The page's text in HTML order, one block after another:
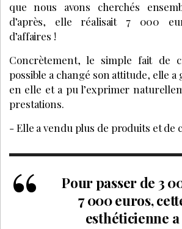
que nous avons cherchés
d’après, elle réalisait 7 000
d’affaires !
Concrètement, le simple fait de
possible a changé son attitude, elle a
en elle et a pu l’exprimer
prestations.
- Elle a vendu plus de produits et de
Pour passer de 3
7 000 euros,
esthéticienne a